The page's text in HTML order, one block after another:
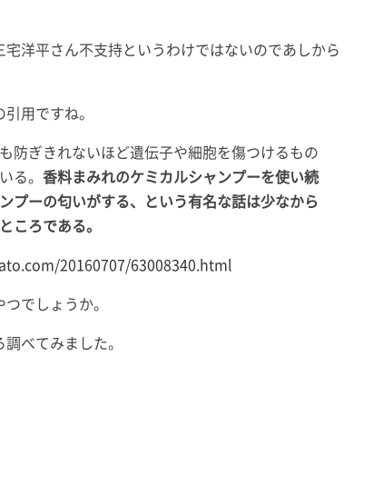
洋平さん不支持というわけではないのであしから
用ですね。
防ぎきれないほど遺伝子や細胞を傷つけるもの
る。 香料まみれのケミカルシャンプーを使い続
プーの匂いがする、という有名な話は少なから
ころである。
20160707/63008340.html
つでしょうか。
べてみました。